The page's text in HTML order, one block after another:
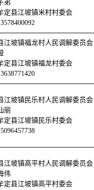
弟
定县江坡镇米村村委会
江坡镇福龙村人民调解委员会
定县江坡镇福龙村委会
江坡镇民乐村人民调解委员会
丽
定县江坡镇民乐村委会
江坡镇高平村人民调解委员会
伟
定县江坡镇高平村委会